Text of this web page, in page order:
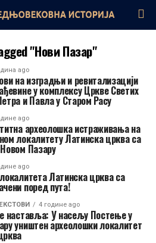
"Нови Пазар"
ago
на изградњи и ревитализацији
у комплексу Цркве Светих
и Павла у Старом Расу
ago
археолошка истраживања на
локалитету Латинска црква са
Пазару
ago
Латинска црква са
поред пута!
4 године ago
наставља: У насељу Постење у
уништен археолошки локалитет